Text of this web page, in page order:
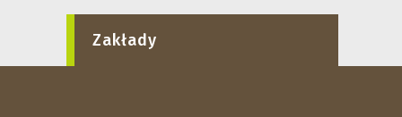
Zakłady